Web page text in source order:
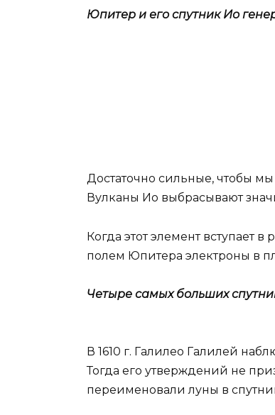
Юпитер и его спутник Ио
Достаточно сильные, чтобы
Вулканы Ио выбрасывают
Когда этот элемент вступает
полем Юпитера электроны в
Четыре самых больших
В 1610 г. Галилео Галилей
Тогда его утверждений не
переименовали луны в